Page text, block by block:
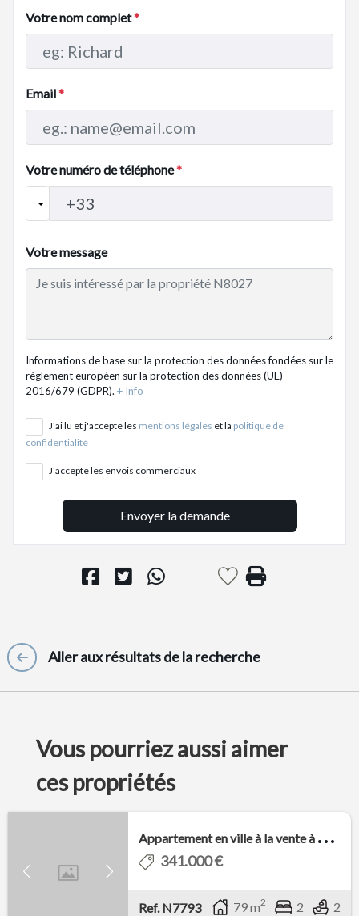
Votre nom complet*
Email*
Votre numéro de téléphone*
Votre message
Informations de base sur la protection des données fondées sur le
règlement européen sur la protection des données (UE)
2016/679 (GDPR). + Info
J'ai lu et j'accepte les mentions légales et la politique de
confidentialité
J'accepte les envois commerciaux
Envoyer la demande
Aller aux résultats de la recherche
Vous pourriez aussi aimer
ces propriétés
A
ppartement en ville à la vente à El Verger ...
341.000 €
Ref. N7793 79 m2 2 2